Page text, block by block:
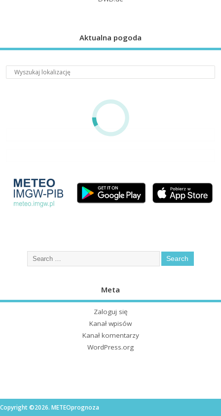
Aktualna pogoda
Meta
Zaloguj się
Kanał wpisów
Kanał komentarzy
WordPress.org
Copyright ©2026. METEOprognoza